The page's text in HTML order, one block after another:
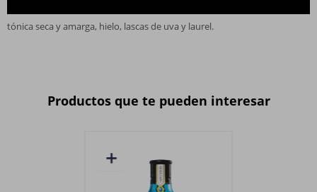
tónica seca y amarga, hielo, lascas de uva y laurel.
Productos que te pueden interesar